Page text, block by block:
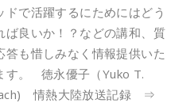
ドで活躍するにためにはどう
ば良いか！？などの講和、質
答も惜しみなく情報提供いた
す。 徳永優子（Yuko T.
情熱大陸放送記録 ⇒